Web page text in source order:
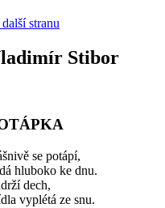
další stranu
Stibor
se potápí,
hluboko ke dnu.
dech,
vyplétá ze snu.